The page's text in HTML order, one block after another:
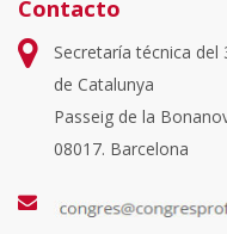
Contacto
Secretaría técnica
de Catalunya
Passeig de la
08017. Barcelona